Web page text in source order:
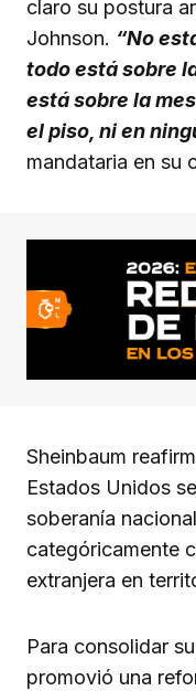
claro su postura
Johnson. “No
todo está sobre
está sobre la
el piso, ni en
mandataria en su
Sheinbaum
Estados Unidos
soberanía
categóricamente
extranjera en
Para consolidar
promovió una